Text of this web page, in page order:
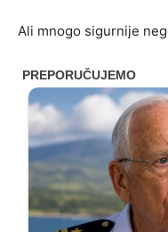
Ali mnogo sigurnije